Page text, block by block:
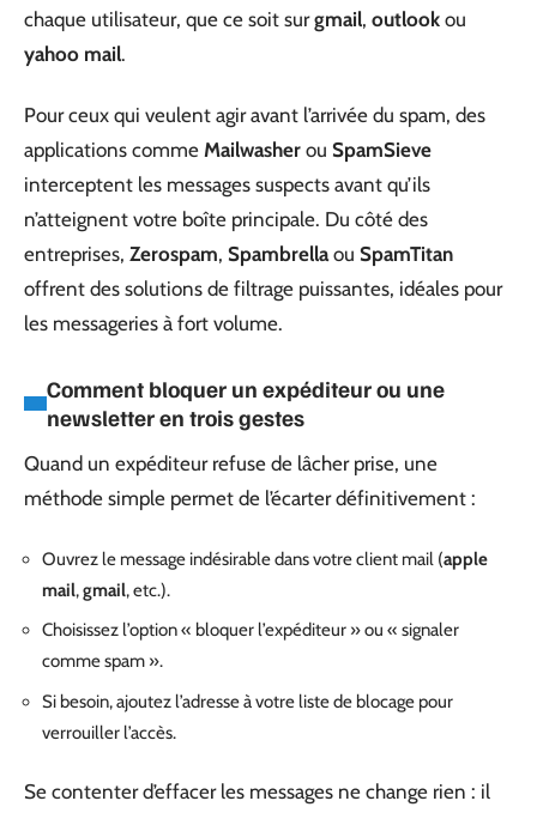
chaque utilisateur, que ce soit surgmail, outlook ou
yahoo mail.
Pour ceux qui veulent agir avant l’arrivée du spam, des
applications comme Mailwasher ou SpamSieve
interceptent les messages suspects avant qu’ils
n’atteignent votre boîte principale. Du côté des
entreprises, Zerospam, Spambrellaou SpamTitan
offrent des solutions de filtrage puissantes, idéales pour
les messageries à fort volume.
Comment bloquer un expéditeur ou une
newsletter en trois gestes
Quand un expéditeur refuse de lâcher prise, une
méthode simple permet de l’écarter définitivement :
Ouvrez le message indésirable dans votre client mail (apple
mail,gmail, etc.).
Choisissez l’option « bloquer l’expéditeur » ou « signaler
comme spam ».
Si besoin, ajoutez l’adresse à votre liste de blocage pour
verrouiller l’accès.
Se contenter d’effacer les messages ne change rien : il